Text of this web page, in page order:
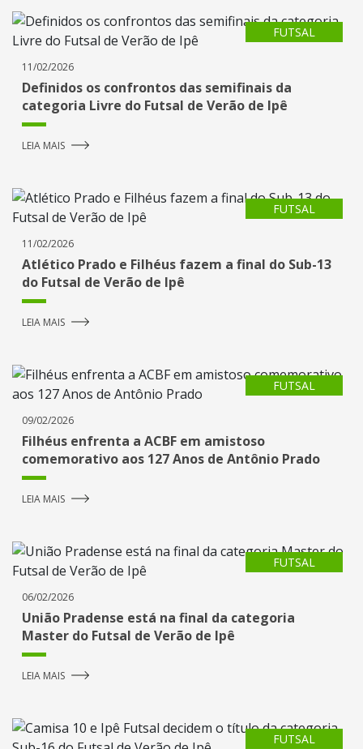
FUTSAL
11/02/2026
Definidos os confrontos das semifinais da
categoria Livre do Futsal de Verão de Ipê
LEIA MAIS
FUTSAL
11/02/2026
Atlético Prado e Filhéus fazem a final do Sub-13
do Futsal de Verão de Ipê
LEIA MAIS
FUTSAL
09/02/2026
Filhéus enfrenta a ACBF em amistoso
comemorativo aos 127 Anos de Antônio Prado
LEIA MAIS
FUTSAL
06/02/2026
União Pradense está na final da categoria
Master do Futsal de Verão de Ipê
LEIA MAIS
FUTSAL